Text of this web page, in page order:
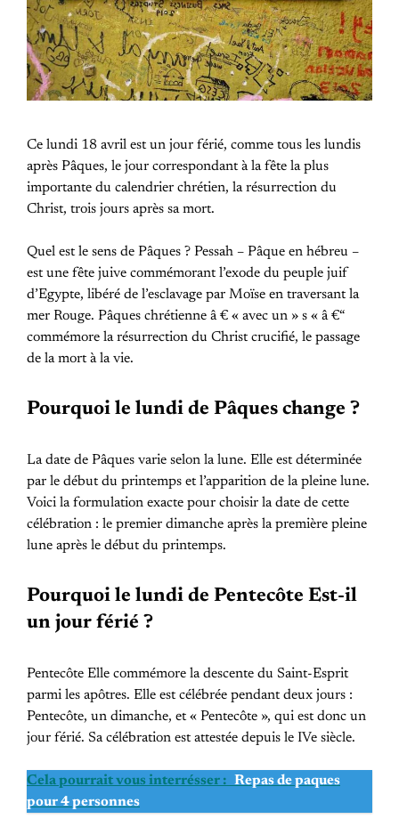
Ce lundi 18 avril est un jour férié, comme tous les lundis
après Pâques, le jour correspondant à la fête la plus
importante du calendrier chrétien, la résurrection du
Christ, trois jours après sa mort.
Quel est le sens de Pâques ? Pessah – Pâque en hébreu –
est une fête juive commémorant l’exode du peuple juif
d’Egypte, libéré de l’esclavage par Moïse en traversant la
mer Rouge. Pâques chrétienne â € « avec un » s « â €“
commémore la résurrection du Christ crucifié, le passage
de la mort à la vie.
Pourquoi le lundi de Pâques change ?
La date de Pâques varie selon la lune. Elle est déterminée
par le début du printemps et l’apparition de la pleine lune.
Voici la formulation exacte pour choisir la date de cette
célébration : le premier dimanche après la première pleine
lune après le début du printemps.
Pourquoi le lundi de Pentecôte Est-il
un jour férié ?
Pentecôte Elle commémore la descente du Saint-Esprit
parmi les apôtres. Elle est célébrée pendant deux jours :
Pentecôte, un dimanche, et « Pentecôte », qui est donc un
jour férié. Sa célébration est attestée depuis le IVe siècle.
Cela pourrait vous interrésser : Repas de paques
pour 4 personnes